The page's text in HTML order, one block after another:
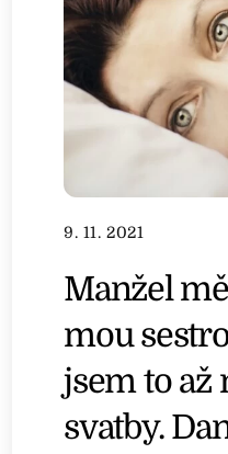
9. 11. 2021
Manžel
mou
jsem to až
svatby.